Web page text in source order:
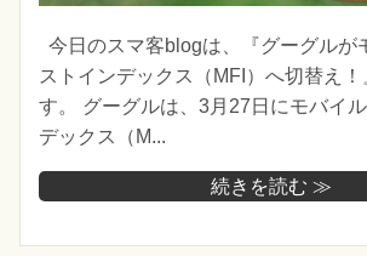
今日のスマ客blogは、『グーグルが
ストインデックス（MFI）へ切替え
す。 グーグルは、3月27日にモバイ
デックス（M...
続きを読む ≫